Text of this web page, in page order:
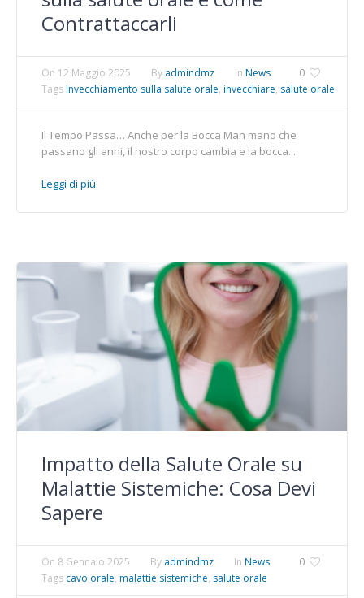
Contrattaccarli
0
On 12 Maggio 2025 By admindmz In News
TagsInvecchiamento sulla salute orale, invecchiare, salute orale
Il Tempo Passa… Anche per la Bocca Man mano che
passano gli anni, il nostro corpo cambia e la bocca...
Leggi di più
Impatto della Salute Orale su
Malattie Sistemiche: Cosa Devi
Sapere
0
On 8 Gennaio 2025 By admindmz In News
Tags cavo orale, malattie sistemiche, salute orale